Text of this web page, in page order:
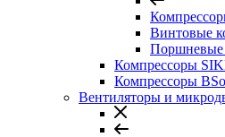
Винтовые
Поршневые
Компрессоры
Компрессоры
Вентиляторы и